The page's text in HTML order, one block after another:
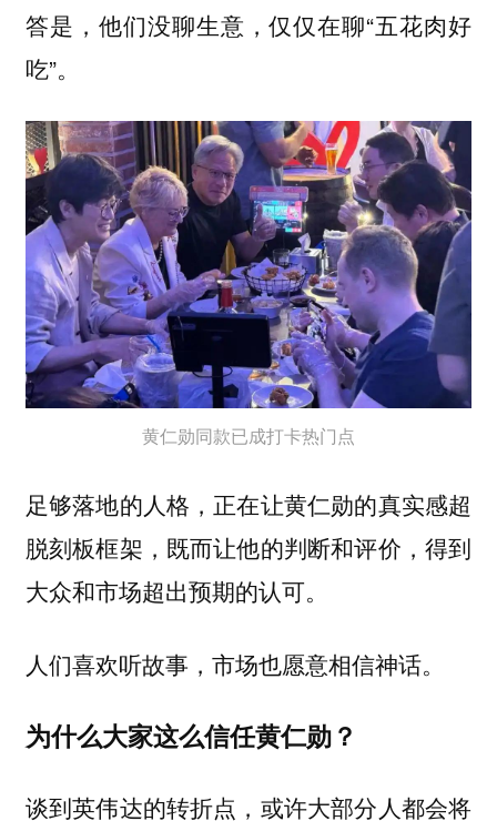
答是，他们没聊生意，仅仅在聊“五花肉好
吃”。
黄仁勋同款已成打卡热门点
足够落地的人格，正在让黄仁勋的真实感超
脱刻板框架，既而让他的判断和评价，得到
大众和市场超出预期的认可。
人们喜欢听故事，市场也愿意相信神话。
为什么大家这么信任黄仁勋？
谈到英伟达的转折点，或许大部分人都会将